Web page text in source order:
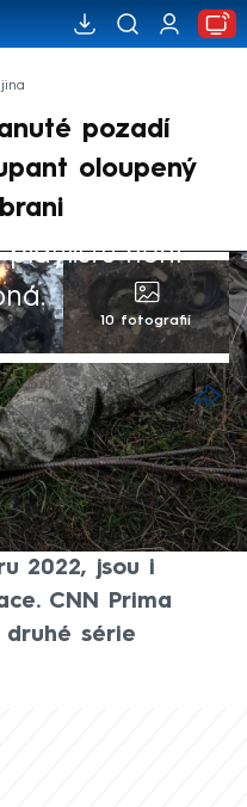
pozadí
oloupený
není
10 fotografií
je bezpochyby
v Evropě od druhé
agrese, která
2022, jsou i
CNN Prima
druhé série